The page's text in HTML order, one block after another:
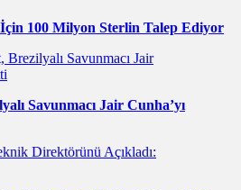
İçin 100 Milyon Sterlin Talep Ediyor
Savunmacı Jair Cunha’yı